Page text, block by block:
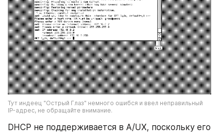
Тут индеец "Острый Глаз" немного ошибся и ввел неправильный
IP-адрес, не обращайте внимание.
DHCP не поддерживается в A/UX, поскольку его